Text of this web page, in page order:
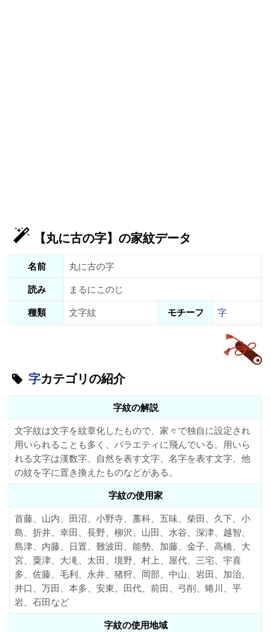
【丸に古の字】の家紋データ
名前
丸に古の字
読み
まるにこのじ
種類
文字紋 モチーフ 字
字カテゴリの紹介
字紋の解説
文字紋は文字を紋章化したもので、家々で独自に設定され
用いられることも多く、バラエティに飛んでいる。用いら
れる文字は漢数字、自然を表す文字、名字を表す文字、他
の紋を字に置き換えたものなどがある。
字紋の使用家
首藤、山内、田沼、小野寺、藁科、五味、柴田、久下、小
島、折井、幸田、長野、柳沢、山田、水谷、深津、越智、
島津、内藤、日置、難波田、能勢、加藤、金子、高橋、大
宮、粟津、大滝、太田、境野、村上、屋代、三宅、宇喜
多、佐藤、毛利、永井、猪狩、岡部、中山、岩田、加治、
井口、万田、本多、安東、田代、前田、弓削、蜷川、平
岩、石田など
字紋の使用地域